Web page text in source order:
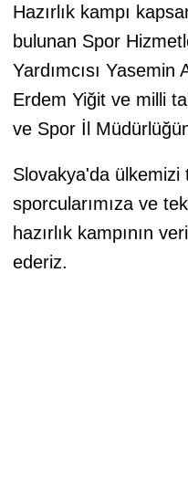
Hazırlık kampı
bulunan Spor
Yardımcısı
Erdem Yiğit ve milli
ve Spor İl
Slovakya'da ülkemizi
sporcularımıza ve
hazırlık kampının
ederiz.